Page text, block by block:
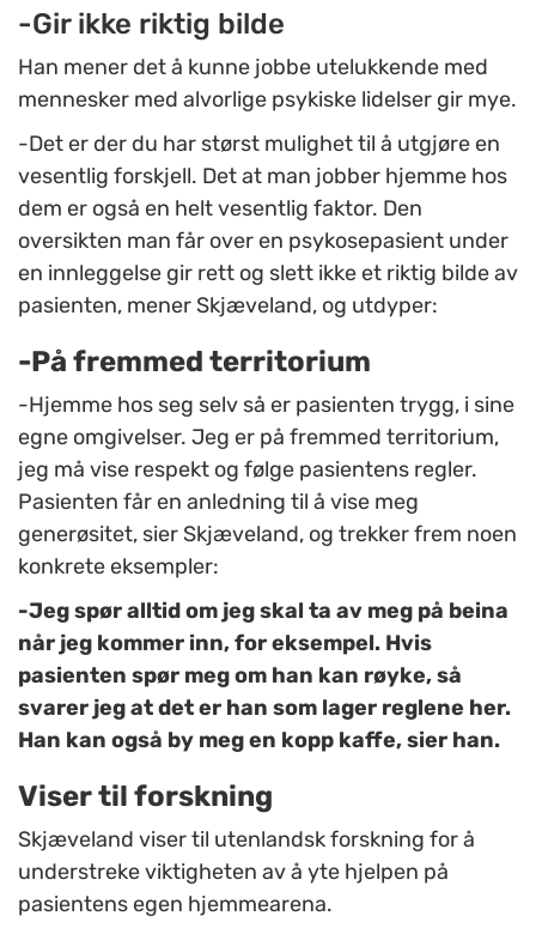
-Gir ikke riktig bilde
Han mener det å kunne jobbe utelukkende med
mennesker med alvorlige psykiske lidelser gir mye.
-Det er der du har størst mulighet til å utgjøre en
vesentlig forskjell. Det at man jobber hjemme hos
dem er også en helt vesentlig faktor. Den
oversikten man får over en psykosepasient under
en innleggelse gir rett og slett ikke et riktig bilde av
pasienten, mener Skjæveland, og utdyper:
-På fremmed territorium
-Hjemme hos seg selv så er pasienten trygg, i sine
egne omgivelser. Jeg er på fremmed territorium,
jeg må vise respekt og følge pasientens regler.
Pasienten får en anledning til å vise meg
generøsitet, sier Skjæveland, og trekker frem noen
konkrete eksempler:
-Jeg spør alltid om jeg skal ta av meg på beina
når jeg kommer inn, for eksempel. Hvis
pasienten spør meg om han kan røyke, så
svarer jeg at det er han som lager reglene her.
Han kan også by meg en kopp kaffe, sier han.
Viser til forskning
Skjæveland viser til utenlandsk forskning for å
understreke viktigheten av å yte hjelpen på
pasientens egen hjemmearena.